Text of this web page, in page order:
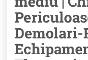
Demolari-